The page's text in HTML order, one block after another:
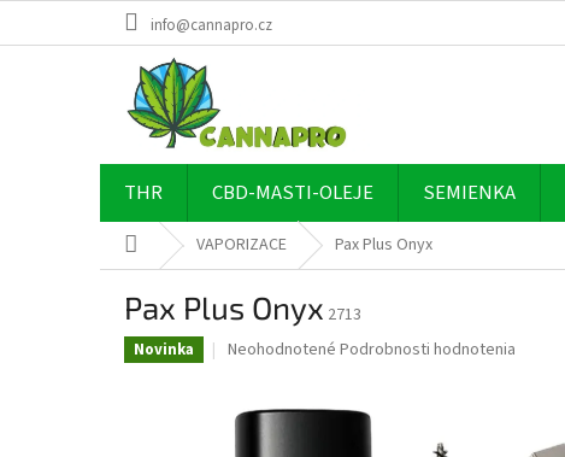
info@cannapro.cz
THR CBD-MASTI-OLEJE SEMIENKA
DomovVAPORIZACE Pax Plus Onyx
Pax Plus Onyx 2713
Novinka
Priemerné
je
Neohodnotené Podrobnosti hodnotenia